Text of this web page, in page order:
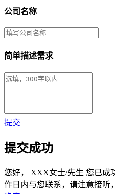
公司名称
简单描述需求
提交
提交成功
您好， XXX女士/先生 您已成
作日内与您联系，请注意接听